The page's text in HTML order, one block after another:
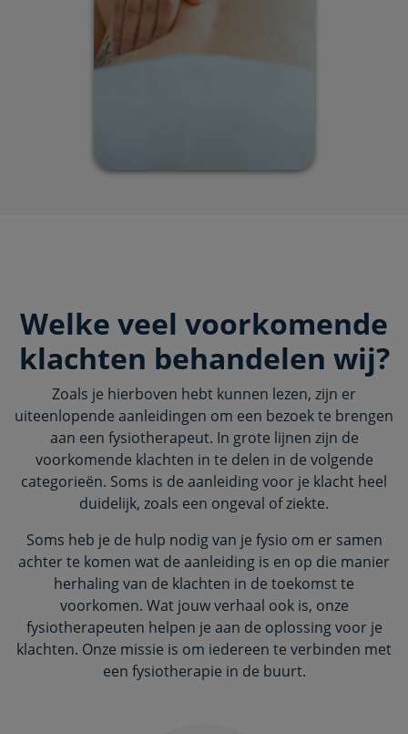
Welke veel voorkomende
klachten behandelen wij?
Zoals je hierboven hebt kunnen lezen, zijn er
uiteenlopende aanleidingen om een bezoek te brengen
aan een fysiotherapeut. In grote lijnen zijn de
voorkomende klachten in te delen in de volgende
categorieën. Soms is de aanleiding voor je klacht heel
duidelijk, zoals een ongeval of ziekte.
Soms heb je de hulp nodig van je fysio om er samen
achter te komen wat de aanleiding is en op die manier
herhaling van de klachten in de toekomst te
voorkomen. Wat jouw verhaal ook is, onze
fysiotherapeuten helpen je aan de oplossing voor je
klachten. Onze missie is om iedereen te verbinden met
een fysiotherapie in de buurt.